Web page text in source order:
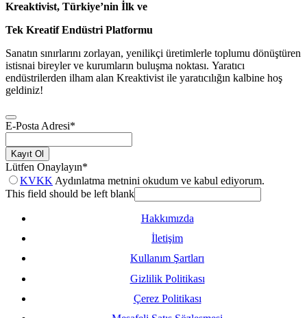
Kreaktivist, Türkiye’nin İlk ve
Tek Kreatif Endüstri Platformu
Sanatın sınırlarını zorlayan, yenilikçi üretimlerle toplumu dönüştüren
istisnai bireyler ve kurumların buluşma noktası. Yaratıcı
endüstrilerden ilham alan Kreaktivist ile yaratıcılığın kalbine hoş
geldiniz!
E-Posta Adresi*
Kayıt Ol
Lütfen Onaylayın*
KVKK Aydınlatma metnini okudum ve kabul ediyorum.
This field should be left blank
Hakkımızda
İletişim
Kullanım Şartları
Gizlilik Politikası
Çerez Politikası